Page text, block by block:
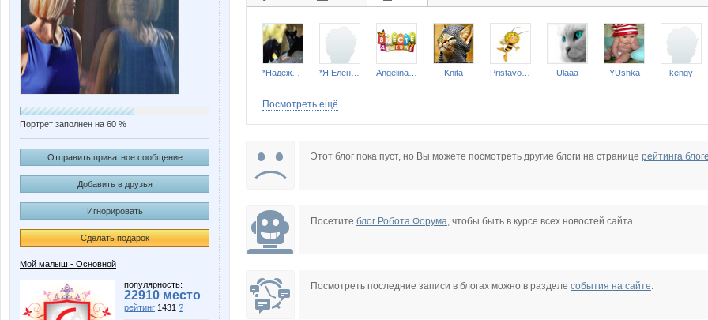
Портрет заполнен на 60 %
Отправить приватное сообщение
Добавить в друзья
Игнорировать
Сделать подарок
Мой малыш - Основной
популярность:
22910 место
рейтинг 1431 ?
Knita Ulaaa YUshka kengy
Посмотреть ещё
Этот блог пока пуст, но Вы можете посмотреть другие блоги на странице рейтинга
Посетите блог Робота Форума, чтобы быть в курсе всех новостей сайта.
Посмотреть последние записи в блогах можно в разделе события на сайте.